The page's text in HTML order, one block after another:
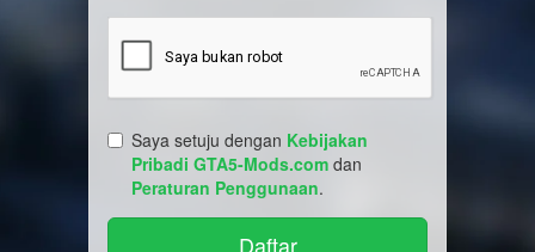
Saya setuju dengan Kebijakan
Pribadi GTA5-Mods.com dan
Peraturan Penggunaan.